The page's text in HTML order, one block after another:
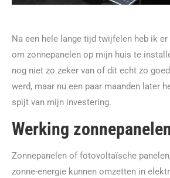
Na een hele lange tijd twijfelen heb ik
om zonnepanelen op mijn huis te
nog niet zo zeker van of dit echt zo
werd, maar nu een paar maanden later
spijt van mijn investering.
Werking
Zonnepanelen of fotovoltaïsche
zonne-energie kunnen omzetten in